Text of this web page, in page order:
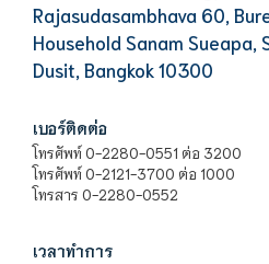
Rajasudasambhava 60,
Household Sanam Sueapa,
Dusit, Bangkok 10300
เบอร์ติดต่อ
โทรศัพท์ 0-2280-0551 ต่อ 3200
โทรศัพท์ 0-2121-3700 ต่อ 1000
โทรสาร 0-2280-0552
เวลาทำการ